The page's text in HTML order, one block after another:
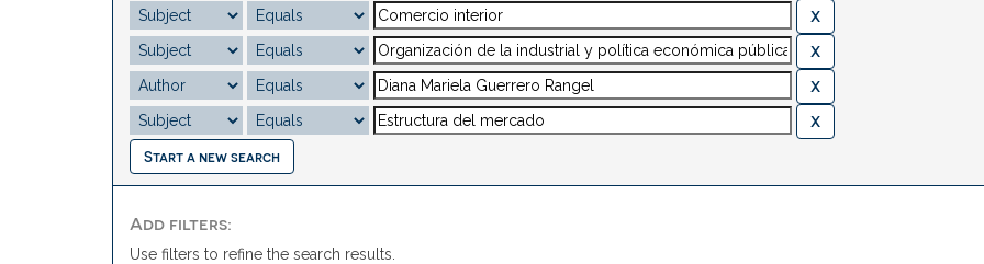
Start a new search
Add filters:
Use filters to refine the search results.